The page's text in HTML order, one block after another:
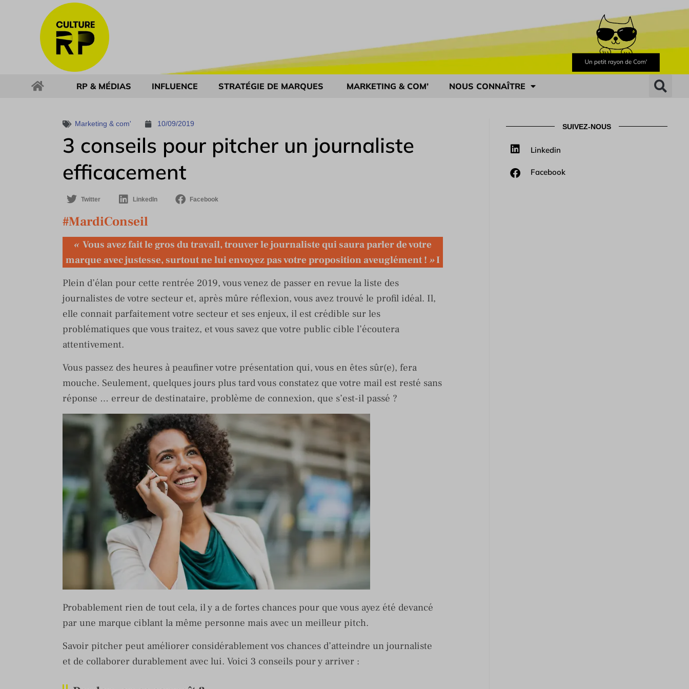
RP & MÉDIAS INFLUENCE STRATÉGIE DE MARQUES MARKETING & COM’ NOUS CONNAÎTRE
Marketing & com' 10/09/2019
3 conseils pour pitcher un journaliste
efficacement
Twitter LinkedIn Facebook
#MardiConseil
«Vous avez fait le gros du travail, trouver le journaliste qui saura parler de votre
marque avec justesse, surtout ne lui envoyez pas votre proposition aveuglément ! »I
Plein d’élan pour cette rentrée 2019, vous venez de passer en revue la liste des
journalistes de votre secteur et, après mûre réflexion, vous avez trouvé le profil idéal. Il,
elle connait parfaitement votre secteur et ses enjeux, il est crédible sur les
problématiques que vous traitez, et vous savez que votre public cible l’écoutera
attentivement.
Vous passez des heures à peaufiner votre présentation qui, vous en êtes sûr(e), fera
mouche. Seulement, quelques jours plus tard vous constatez que votre mail est resté sans
réponse … erreur de destinataire, problème de connexion, que s’est-il passé ?
Probablement rien de tout cela, il y a de fortes chances pour que vous ayez été devancé
par une marque ciblant la même personne mais avec un meilleur pitch.
Savoir pitcher peut améliorer considérablement vos chances d’atteindre un journaliste
et de collaborer durablement avec lui. Voici 3 conseils pour y arriver :
SUIVEZ-NOUS
Linkedin
Facebook